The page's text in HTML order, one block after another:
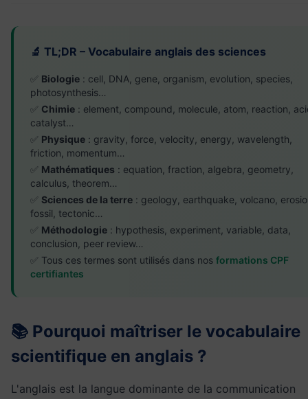
🔬 TL;DR – Vocabulaire anglais des sciences
✅ Biologie : cell, DNA, gene, organism, evolution, species,
photosynthesis…
✅ Chimie : element, compound, molecule, atom, reaction,
catalyst…
✅ Physique : gravity, force, velocity, energy, wavelength,
friction, momentum…
✅ Mathématiques : equation, fraction, algebra, geometry,
calculus, theorem…
✅ Sciences de la terre : geology, earthquake, volcano,
fossil, tectonic…
✅ Méthodologie : hypothesis, experiment, variable, data,
conclusion, peer review…
✅ Tous ces termes sont utilisés dans nos formations CPF
certifiantes
📚 Pourquoi maîtriser le vocabulaire
scientifique en anglais ?
L'anglais est la langue dominante de la communication